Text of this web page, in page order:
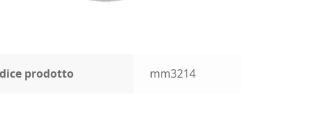
prodotto mm3214